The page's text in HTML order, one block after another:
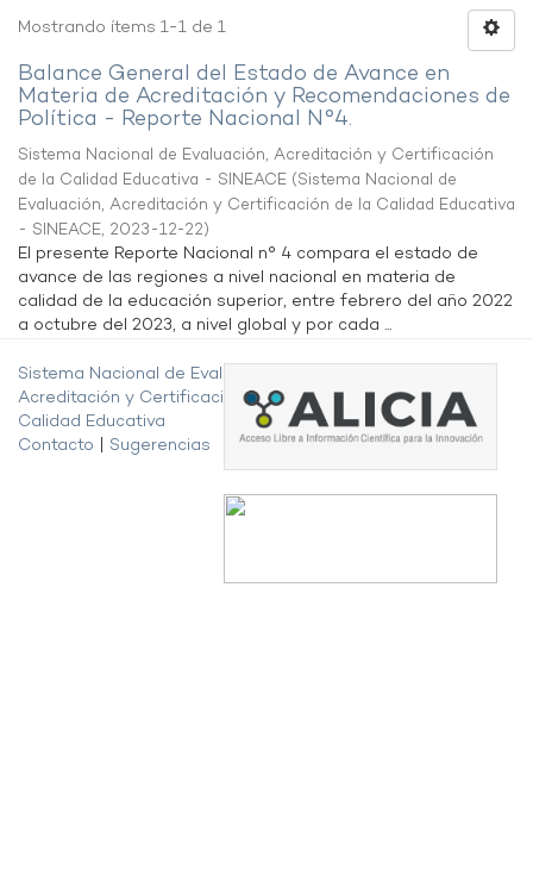
Mostrando ítems 1-1 de 1
Balance General del Estado de Avance en
Materia de Acreditación y Recomendaciones de
Política - Reporte Nacional N°4.
Sistema Nacional de Evaluación, Acreditación y Certificación
de la Calidad Educativa - SINEACE (Sistema Nacional de
Evaluación, Acreditación y Certificación de la Calidad Educativa
- SINEACE, 2023-12-22)
El presente Reporte Nacional n° 4 compara el estado de
avance de las regiones a nivel nacional en materia de
calidad de la educación superior, entre febrero del año 2022
a octubre del 2023, a nivel global y por cada ...
Sistema Nacional de Evaluación,
Acreditación y Certificación de la
Calidad Educativa
Contacto
Sugerencias